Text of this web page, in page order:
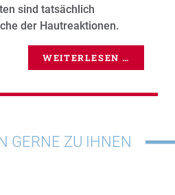
sind tatsächlich
der Hautreaktionen.
WEITERLESEN …
GERNE ZU IHNEN